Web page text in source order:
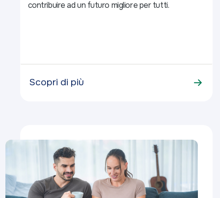
contribuire ad un futuro migliore per tutti.
Scopri di più